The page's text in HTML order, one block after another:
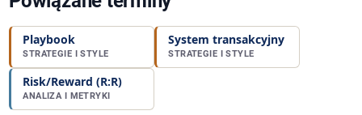
Playbook
STRATEGIE I STYLE
System transakcyjny
STRATEGIE I STYLE
Risk/Reward (R:R)
ANALIZA I METRYKI